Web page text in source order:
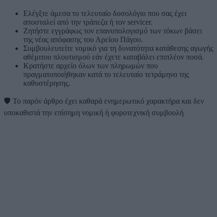
Ελέγξτε άμεσα το τελευταίο δοσολόγιο που σας έχει
αποσταλεί από την τράπεζα ή τον servicer.
Ζητήστε εγγράφως τον επανυπολογισμό των τόκων βάσει
της νέας απόφασης του Αρείου Πάγου.
Συμβουλευτείτε νομικό για τη δυνατότητα κατάθεσης αγωγής
αθέμιτου πλουτισμού εάν έχετε καταβάλει επιπλέον ποσά.
Κρατήστε αρχείο όλων των πληρωμών που
πραγματοποιήθηκαν κατά το τελευταίο τετράμηνο της
καθυστέρησης.
🛡️ Το παρόν άρθρο έχει καθαρά ενημερωτικό χαρακτήρα και δεν
υποκαθιστά την επίσημη νομική ή φοροτεχνική συμβουλή